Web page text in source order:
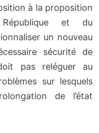
à la proposition
et du
un nouveau
sécurité de
pas reléguer au
sur lesquels
de l’état